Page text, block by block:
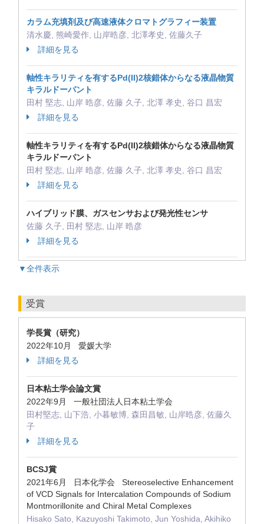
カラム充填剤及び高速液体クロマトグラフィー装置
清水慶, 熊崎愛作, 山岸晧彦, 北澤孝史, 佐藤久子
詳細を見る
軸性キラリティを有するPd(II)2核錯体からなる液晶物質
キラルドーパント
田村 堅志, 山岸 晧彦, 佐藤 久子, 北澤 孝史, 谷口 昌宏
詳細を見る
軸性キラリティを有するPd(II)2核錯体からなる液晶物質
キラルドーパント
田村 堅志, 山岸 晧彦, 佐藤 久子, 北澤 孝史, 谷口 昌宏
詳細を見る
ハイブリッド膜、ガスセンサおよび発光性センサ
佐藤 久子, 田村 堅志, 山岸 晧彦
詳細を見る
▼全件表示
受賞
学長賞（研究）
2022年10月 愛媛大学
詳細を見る
日本粘土学会論文賞
2022年9月 一般社団法人日本粘土学会
田村堅志, 山下浩, 小暮敏博, 森田昌敏, 山岸晧彦, 佐藤久
子
詳細を見る
BCSJ賞
2021年6月 日本化学会 Stereoselective Enhancement
of VCD Signals for Intercalation Compounds of Sodium
Montmorillonite and Chiral Metal Complexes
Hisako Sato, Kazuyoshi Takimoto, Jun Yoshida, Akihiko